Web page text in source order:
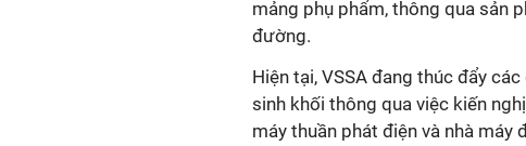
mảng phụ phẩm, thông qua sản
đường.
Hiện tại, VSSA đang thúc đẩy
sinh khối thông qua việc kiến
máy thuần phát điện và nhà